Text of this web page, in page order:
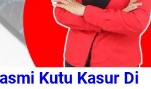
Kutu Kasur Di